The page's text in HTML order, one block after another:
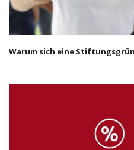
Warum sich eine